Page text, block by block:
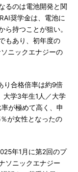
るのは電池開発と関
奨学金は、電池に
ら持つことが狙い。
もあり、初年度の
ニックエナジーの
り合格倍率は約9倍
大学3年生1人／大学
が極めて高く、申
が女性となったの
年1月に第2回のプ
ソニックエナジー